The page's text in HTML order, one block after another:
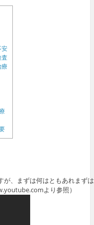
が、まずは何はともあれまず
より参照）